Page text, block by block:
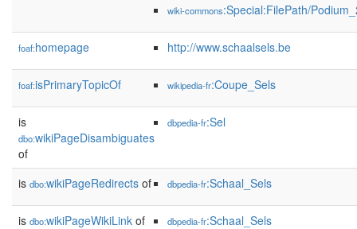
wiki-commons:Special:FilePath/
foaf:homepage http://www.schaalsels.be
foaf:isPrimaryTopicOf wikipedia-fr:Coupe_Sels
is
dbo:wikiPageDisambiguates
of
dbpedia-fr:Sel
is dbo:wikiPageRedirects of dbpedia-fr:Schaal_Sels
is dbo:wikiPageWikiLink of dbpedia-fr:Schaal_Sels